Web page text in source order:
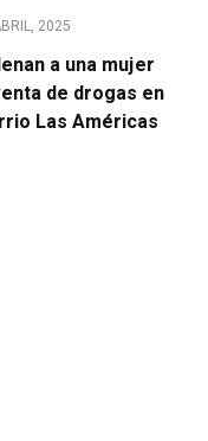
2025
a una mujer
de drogas en
Las Américas